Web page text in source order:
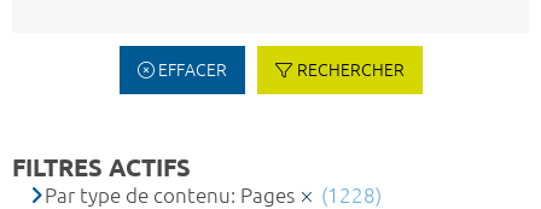
EFFACER RECHERCHER
FILTRES ACTIFS
Par type de contenu: Pages (1228)